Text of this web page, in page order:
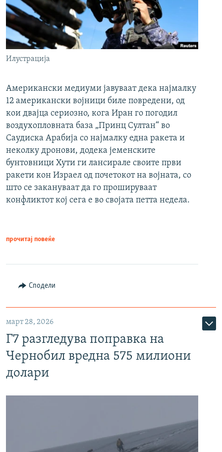
Илустрација
Американски медиуми јавуваат дека најмалку
12 американски војници биле повредени, од
кои двајца сериозно, кога Иран го погодил
воздухопловната база „Принц Султан“ во
Саудиска Арабија со најмалку една ракета и
неколку дронови, додека јеменските
бунтовници Хути ги лансирале своите први
ракети кон Израел од почетокот на војната, со
што се закануваат да го прошируваат
конфликтот кој сега е во својата петта недела.
прочитај повеќе
Сподели
март 28, 2026
Г7 разгледува поправка на
Чернобил вредна 575 милиони
долари